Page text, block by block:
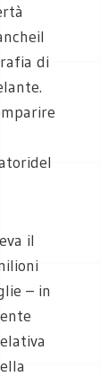
di
il
– in